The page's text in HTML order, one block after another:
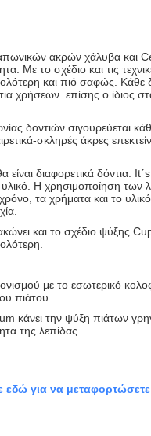
ακρών χάλυβα και
Με το σχέδιο και τις
και πιό σαφώς. Κάθε
χρήσεων. επίσης ο ίδιος
δοντιών σιγουρεύεται
σκληρές άκρες
είναι διαφορετικά δόντια.
Η χρησιμοποίηση των
χρόνο, τα χρήματα και το
και το σχέδιο ψύξης
με το εσωτερικό
πιάτου.
κάνει την ψύξη πιάτων
της λεπίδας.
για να μεταφορτώσετε